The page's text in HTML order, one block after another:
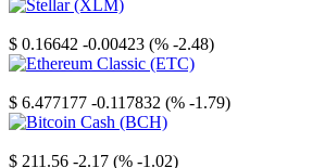
$ 0.16642 -0.00423 (% -2.48)
$ 6.477177 -0.117832 (% -1.79)
$ 211.56 -2.17 (% -1.02)